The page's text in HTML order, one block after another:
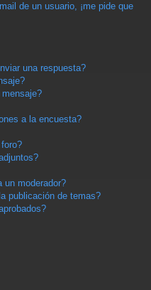
de un usuario, ¡me pide que
una respuesta?
a la encuesta?
un moderador?
publicación de temas?